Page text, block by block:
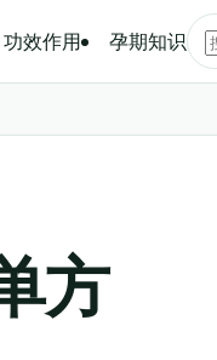
功效作用 孕期知识
方